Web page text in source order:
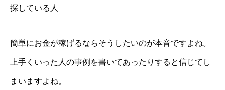
探している人
簡単にお金が稼げるならそうしたいのが本音ですよね。
上手くいった人の事例を書いてあったりすると信じてし
まいますよね。